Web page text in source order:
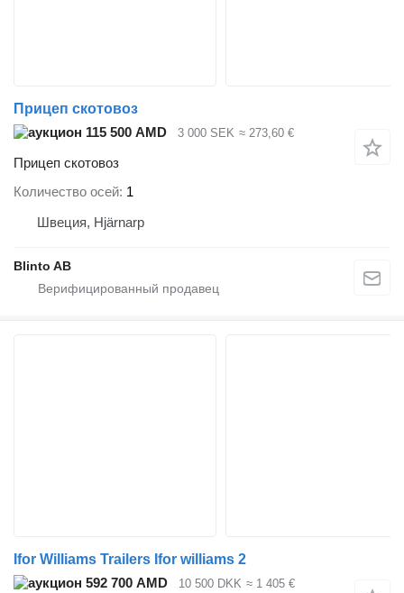
Прицеп скотовоз
115 500 AMD
3 000 SEK ≈ 273,60 €
Прицеп скотовоз
Количество осей 1
Швеция, Hjärnarp
Blinto AB
Ifor Williams Trailers Ifor williams 2
592 700 AMD
10 500 DKK ≈ 1 405 €